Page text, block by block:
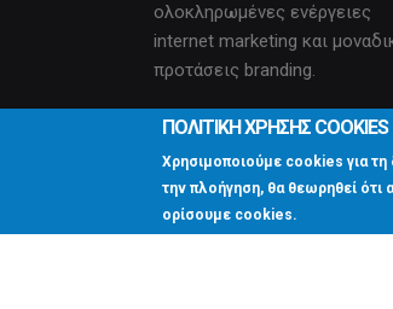
ολοκληρωμένες ενέργειες
internet marketing και
προτάσεις branding.
ΠΟΛΙΤΙΚΗ ΧΡΗΣΗΣ COOKIES
Χρησιμοποιούμε cookies για τη
την πλοήγηση, θα θεωρηθεί ότι
ορίσουμε cookies.